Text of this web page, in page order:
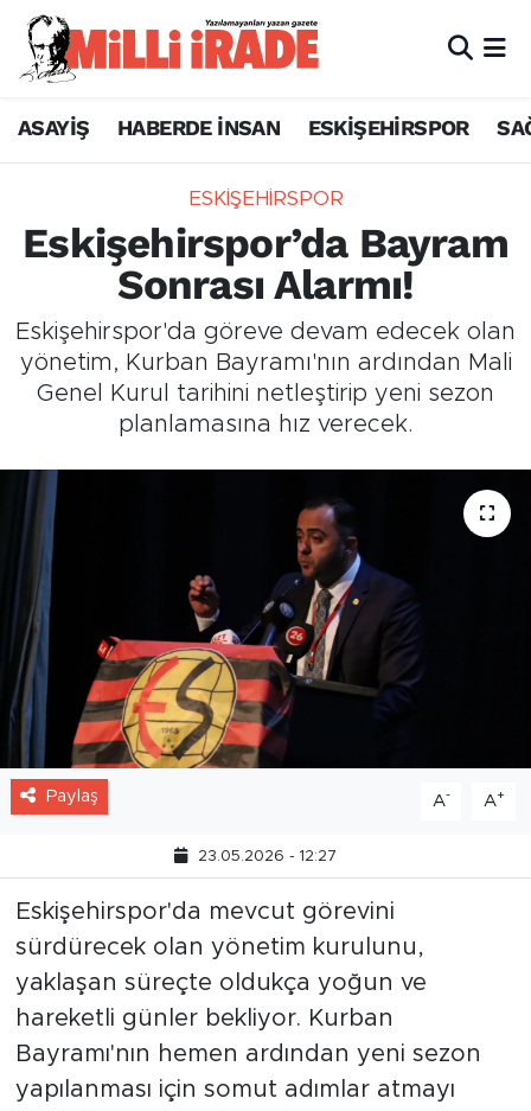
ASAYİŞ HABERDE İNSAN ESKİŞEHİRSPOR
ESKİŞEHİRSPOR
Eskişehirspor’da Bayram
Sonrası Alarmı!
Eskişehirspor'da göreve devam edecek olan
yönetim, Kurban Bayramı'nın ardından Mali
Genel Kurul tarihini netleştirip yeni sezon
planlamasına hız verecek.
Paylaş A- A+
23.05.2026 - 12:27
Eskişehirspor'da mevcut görevini
sürdürecek olan yönetim kurulunu,
yaklaşan süreçte oldukça yoğun ve
hareketli günler bekliyor. Kurban
Bayramı'nın hemen ardından yeni sezon
yapılanması için somut adımlar atmayı